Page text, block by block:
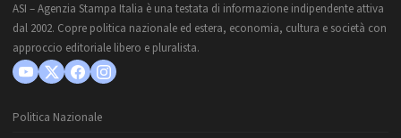
ASI – Agenzia Stampa Italia è una testata di informazione indipendente attiva
dal 2002. Copre politica nazionale ed estera, economia, cultura e società con
approccio editoriale libero e pluralista.
Politica Nazionale